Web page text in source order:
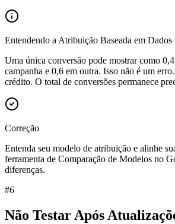
Entendendo a Atribuição Baseada em Dados
Uma única conversão pode mostrar como
campanha e 0,6 em outra. Isso não é um
crédito. O total de conversões permanece
Correção
Entenda seu modelo de atribuição e alinhe
ferramenta de Comparação de Modelos no
diferenças.
#6
Não Testar Após